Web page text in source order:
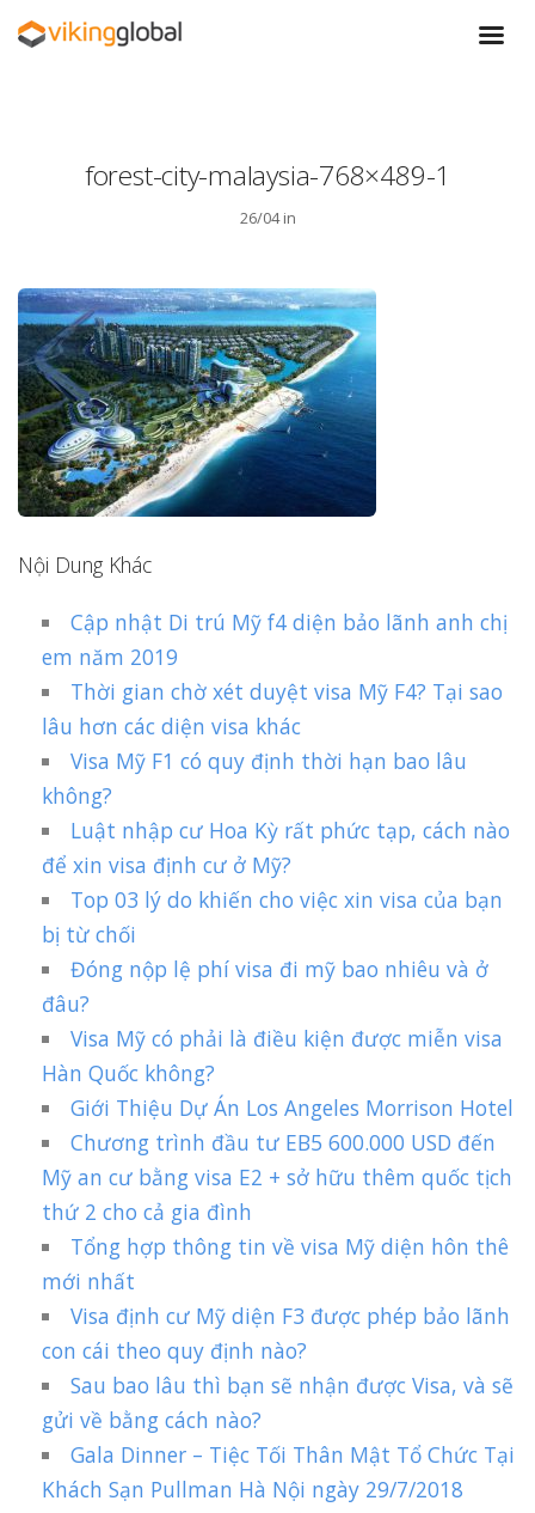
forest-city-malaysia-768×489-1
26/04 in
Nội Dung Khác
Cập nhật Di trú Mỹ f4 diện bảo lãnh anh chị
em năm 2019
Thời gian chờ xét duyệt visa Mỹ F4? Tại sao
lâu hơn các diện visa khác
Visa Mỹ F1 có quy định thời hạn bao lâu
không?
Luật nhập cư Hoa Kỳ rất phức tạp, cách nào
để xin visa định cư ở Mỹ?
Top 03 lý do khiến cho việc xin visa của bạn
bị từ chối
Đóng nộp lệ phí visa đi mỹ bao nhiêu và ở
đâu?
Visa Mỹ có phải là điều kiện được miễn visa
Hàn Quốc không?
Giới Thiệu Dự Án Los Angeles Morrison Hotel
Chương trình đầu tư EB5 600.000 USD đến
Mỹ an cư bằng visa E2 + sở hữu thêm quốc tịch
thứ 2 cho cả gia đình
Tổng hợp thông tin về visa Mỹ diện hôn thê
mới nhất
Visa định cư Mỹ diện F3 được phép bảo lãnh
con cái theo quy định nào?
Sau bao lâu thì bạn sẽ nhận được Visa, và sẽ
gửi về bằng cách nào?
Gala Dinner – Tiệc Tối Thân Mật Tổ Chức Tại
Khách Sạn Pullman Hà Nội ngày 29/7/2018